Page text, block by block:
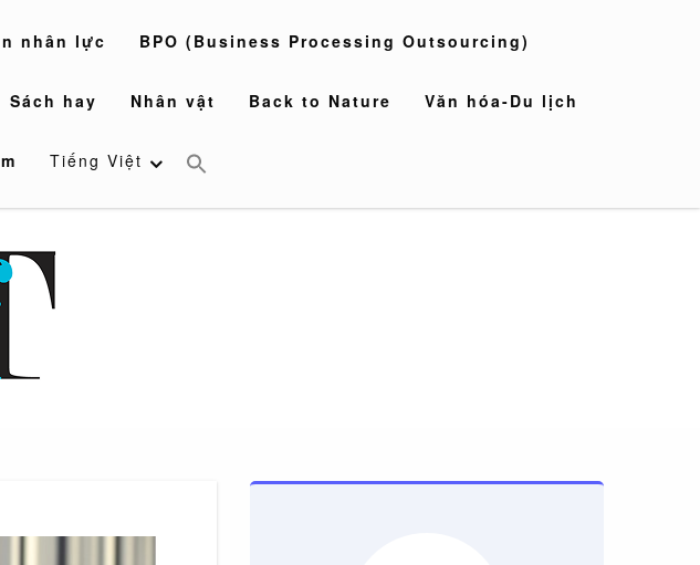
nhân lực BPO (Business Processing Outsourcing)
Sách hay Nhân vật Back to Nature Văn hóa-Du lịch
Tiếng Việt